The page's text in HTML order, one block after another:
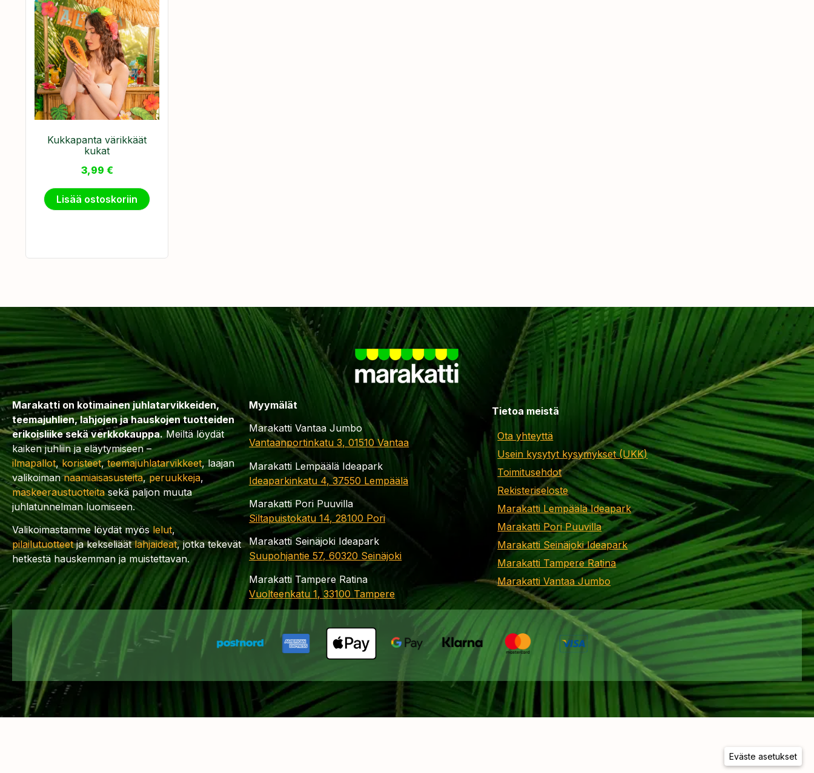
​Kukkapanta värikkäät
kukat
3,99 €
Lisää ostoskoriin
Marakatti on kotimainen juhlatarvikkeiden,
teemajuhlien, lahjojen ja hauskojen tuotteiden
erikoisliike sekä verkkokauppa.Meiltä löydät
kaiken juhliin ja eläytymiseen –
ilmapallot,koristeet,teemajuhlatarvikkeet, laajan
valikoimannaamiaisasusteita,peruukkeja,
maskeeraustuotteitasekä paljon muuta
juhlatunnelman luomiseen.
Valikoimastamme löydät myöslelut,
pilailutuotteetja kekseliäätlahjaideat, jotka tekevät
hetkestä hauskemman ja muistettavan.
Myymälät
Marakatti Vantaa Jumbo
Vantaanportinkatu 3, 01510 Vantaa
Marakatti Lempäälä Ideapark
Ideaparkinkatu 4, 37550 Lempäälä
Marakatti Pori Puuvilla
Siltapuistokatu 14, 28100 Pori
Marakatti Seinäjoki Ideapark
Suupohjantie 57, 60320 Seinäjoki
Marakatti Tampere Ratina
Vuolteenkatu 1, 33100 Tampere
Tietoa meistä
Ota yhteyttä
Usein kysytyt kysymykset (UKK)
Toimitusehdot
Rekisteriseloste
Marakatti Lempäälä Ideapark
Marakatti Pori Puuvilla
Marakatti Seinäjoki Ideapark
Marakatti Tampere Ratina
Marakatti Vantaa Jumbo
Eväste asetukset